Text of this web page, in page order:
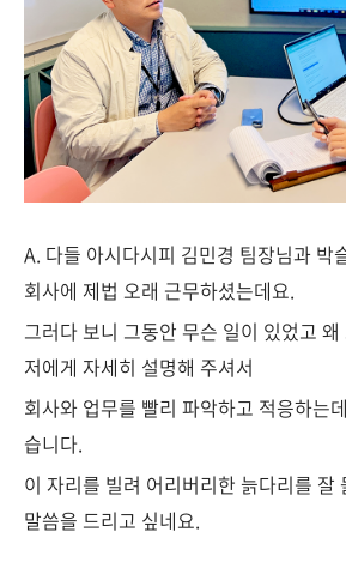
A. 다들 아시다시피 김민경 팀장님과 박
회사에 제법 오래 근무하셨는데요.
그러다 보니 그동안 무슨 일이 있었고
저에게 자세히 설명해 주셔서
회사와 업무를 빨리 파악하고 적응하는
습니다.
이 자리를 빌려 어리버리한 늙다리를 잘
말씀을 드리고 싶네요.